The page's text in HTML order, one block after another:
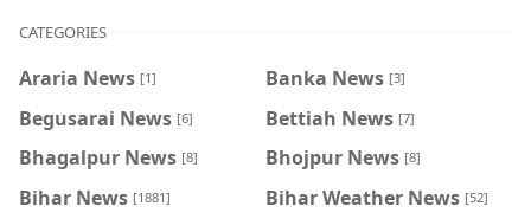
CATEGORIES
Araria News [1] Banka News [3]
Begusarai News [6] Bettiah News [7]
Bhagalpur News [8] Bhojpur News [8]
Bihar News [1881] Bihar Weather News [52]